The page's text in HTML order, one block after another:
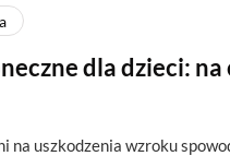
dla dzieci: na
na uszkodzenia wzroku